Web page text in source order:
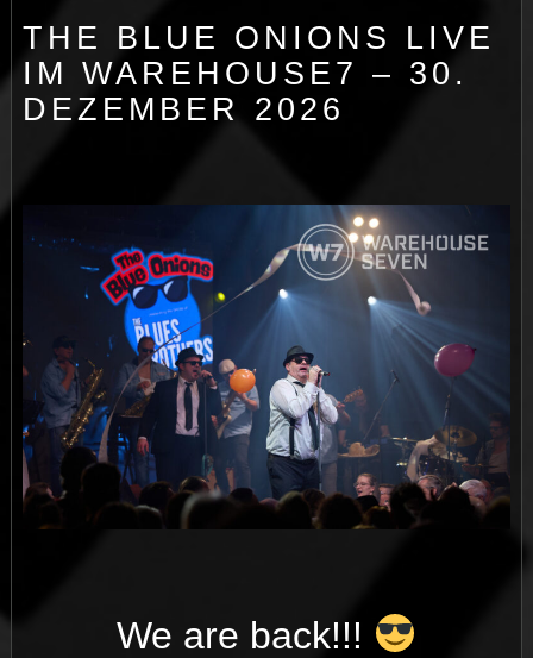
THE BLUE ONIONS LIVE
IM WAREHOUSE7 – 30.
DEZEMBER 2026
We are back!!!